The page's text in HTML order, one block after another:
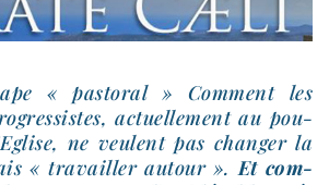
« pas­to­ral » Comment les
actuel­le­ment au pou­
ne veulent pas chan­ger la
« tra­vailler autour ». Et com­